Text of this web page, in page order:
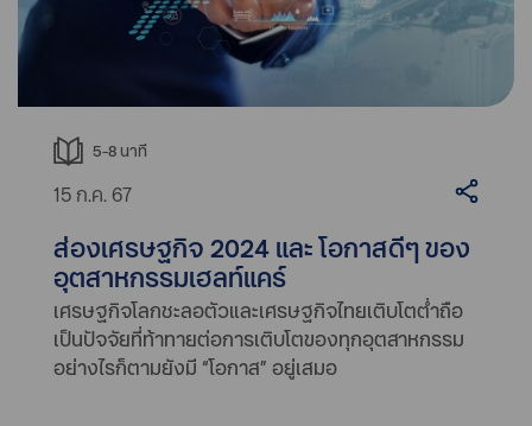
5-8 นาที
15 ก.ค. 67
ส่องเศรษฐกิจ 2024 และ โอกาสดีๆ ของ
อุตสาหกรรมเฮลท์แคร์
เศรษฐกิจโลกชะลอตัวและเศรษฐกิจไทยเติบโตต่ำถือ
เป็นปัจจัยที่ท้าทายต่อการเติบโตของทุกอุตสาหกรรม
อย่างไรก็ตามยังมี “โอกาส” อยู่เสมอ